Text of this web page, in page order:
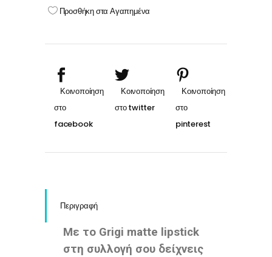
20
Προσθήκη στα Αγαπημένα
Περιγραφή
Με το Grigi matte lipstick
στη συλλογή σου δείχνεις